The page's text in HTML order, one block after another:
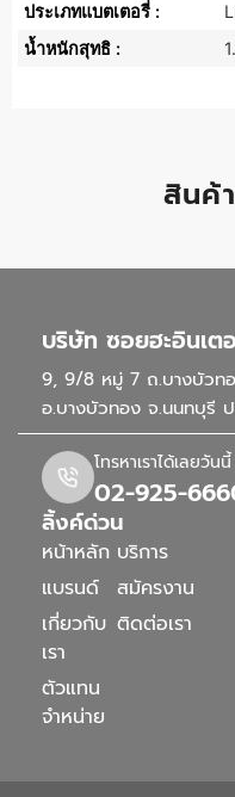
ประเภทแบตเตอรี่ :
น้ำหนักสุทธิ :
สินค้
บริษัท ซอยฮะอินเต
9, 9/8 หมู่ 7 ถ.บางบัวท
อ.บางบัวทอง จ.นนทบุรี ป
โทรหาเราได้เลยวันนี้
02-925-
ลิ้งค์ด่วน
หน้าหลัก
แบรนด์
เกี่ยวกับ
เรา
ตัวแทน
จำหน่าย
บริการ
สมัครงาน
ติดต่อเรา